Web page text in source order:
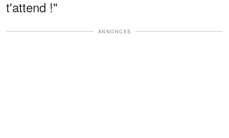
t'attend !"
ANNONCES